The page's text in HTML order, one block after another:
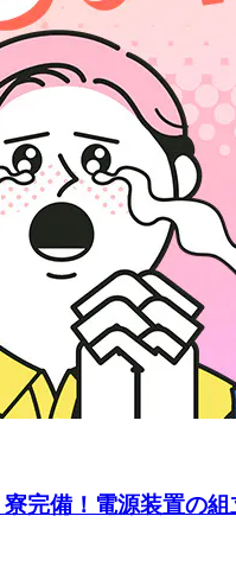
完備！電源装置の